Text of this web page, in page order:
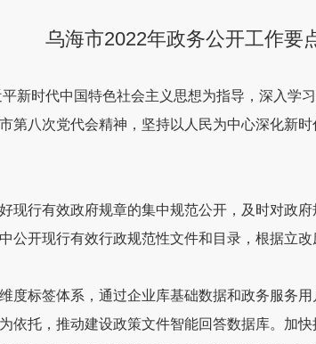
乌海市2022年政务公开工作要
新时代中国特色社会主义思想为指导，深入学
第八 次党代会精神，坚持以人民为中心深化新时
现行有效政府规章的集中规范公开，及时对政
公开现行有效行政规范性文件和目录，根据立
度标签体系，通过企业库基础数据和政务服务
依托，推动建设政策文件智能回答数据库。加